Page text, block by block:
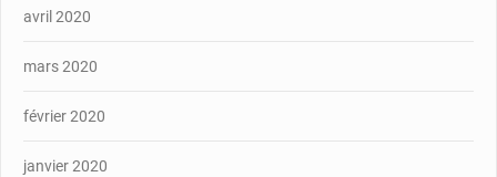
avril 2020
mars 2020
février 2020
janvier 2020